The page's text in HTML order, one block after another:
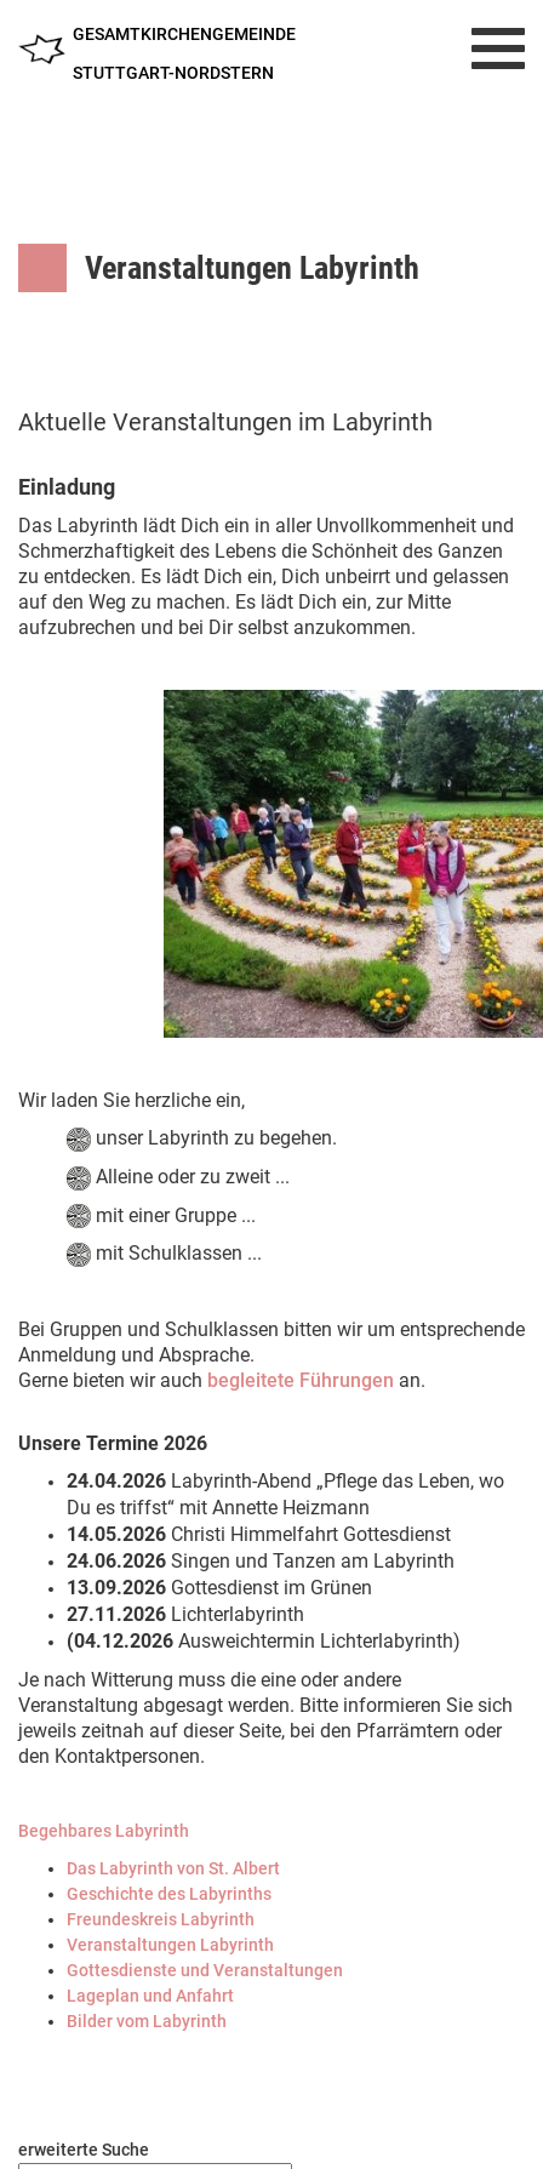
GESAMTKIRCHENGEMEINDE
STUTTGART-NORDSTERN
Veranstaltungen Labyrinth
Aktuelle Veranstaltungen im Labyrinth
Einladung
Das Labyrinth lädt Dich ein in aller Unvollkommenheit und
Schmerzhaftigkeit des Lebens die Schönheit des Ganzen
zu entdecken. Es lädt Dich ein, Dich unbeirrt und gelassen
auf den Weg zu machen. Es lädt Dich ein, zur Mitte
aufzubrechen und bei Dir selbst anzukommen.
Wir laden Sie herzliche ein,
unser Labyrinth zu begehen.
Alleine oder zu zweit ...
mit einer Gruppe ...
mit Schulklassen ...
Bei Gruppen und Schulklassen bitten wir um entsprechende
Anmeldung und Absprache.
Gerne bieten wir auch begleitete Führungen an.
Unsere Termine 2026
24.04.2026 Labyrinth-Abend „Pflege das Leben, wo
Du es triffst“ mit Annette Heizmann
14.05.2026 Christi Himmelfahrt Gottesdienst
24.06.2026 Singen und Tanzen am Labyrinth
13.09.2026 Gottesdienst im Grünen
27.11.2026 Lichterlabyrinth
(04.12.2026 Ausweichtermin Lichterlabyrinth)
Je nach Witterung muss die eine oder andere
Veranstaltung abgesagt werden. Bitte informieren Sie sich
jeweils zeitnah auf dieser Seite, bei den Pfarrämtern oder
den Kontaktpersonen.
Begehbares Labyrinth
Das Labyrinth von St. Albert
Geschichte des Labyrinths
Freundeskreis Labyrinth
Veranstaltungen Labyrinth
Gottesdienste und Veranstaltungen
Lageplan und Anfahrt
Bilder vom Labyrinth
erweiterte Suche